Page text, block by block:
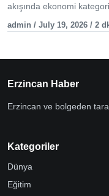
akışında ekonomi
admin / July 19, 2026 / 2
Erzincan Haber
Erzincan ve bolgeden
Kategoriler
Dünya
Eğitim